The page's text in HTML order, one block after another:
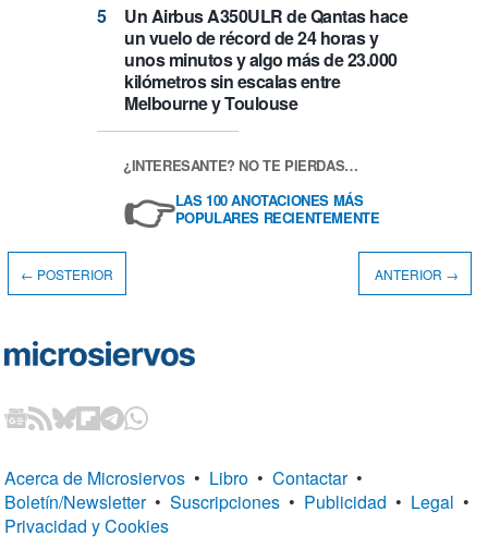
Un Airbus A350ULR de Qantas hace
un vuelo de récord de 24 horas y
unos minutos y algo más de 23.000
kilómetros sin escalas entre
Melbourne y Toulouse
¿INTERESANTE? NO TE PIERDAS…
👉LAS 100 ANOTACIONES MÁS
POPULARES RECIENTEMENTE
← POSTERIOR ANTERIOR →
Acerca de Microsiervos • Libro • Contactar •
Boletín/Newsletter • Suscripciones • Publicidad • Legal •
Privacidad y Cookies